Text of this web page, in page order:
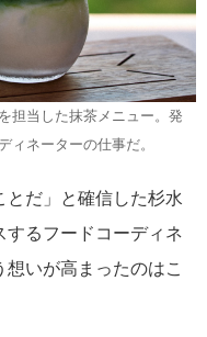
担当した抹茶メニュー。発
ィネーターの仕事だ。
とだ」と確信した杉水
るフードコーディネ
いが高まったのはこ